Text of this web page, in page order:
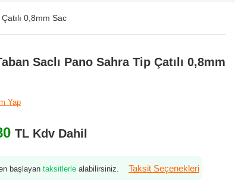
0,8mm Sac
Saclı Pano Sahra Tip Çatılı 0,8mm
Yap
TL Kdv Dahil
başlayan taksitlerle alabilirsiniz. Taksit Seçenekleri